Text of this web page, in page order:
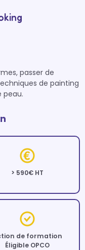
passer de
de painting
peau.
> 590€ HT
de formation
Éligible OPCO